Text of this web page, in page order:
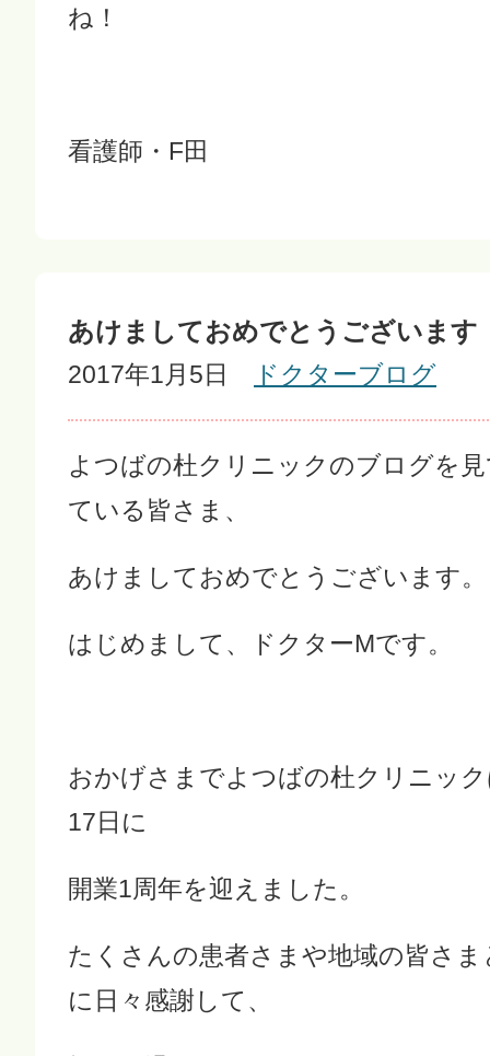
ね！
看護師・F田
あけましておめでとうございます
2017年1月5日 ドクターブログ
よつばの杜クリニックのブログを
ている皆さま、
あけましておめでとうございます。
はじめまして、ドクターMです。
おかげさまでよつばの杜クリニッ
17日に
開業1周年を迎えました。
たくさんの患者さまや地域の皆さ
に日々感謝して、